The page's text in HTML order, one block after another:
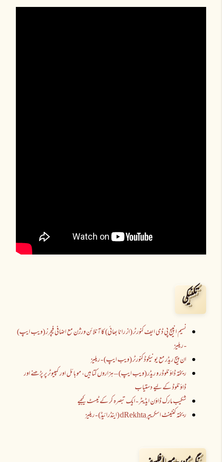
تکنیکی
نسیم انپیج پی ڈی ایف کنورٹر (از رانا بھائی) کا آنلائن ورژن مع اضافی فیچرز (ویب ایپ)
- ریلیز
ان پیج ریڈر مع یونیکوڈ کنورٹر (ویب ایپ) - ریلیز
ریختہ ڈاؤنلوڈر و ریڈر (ویب ایپ) – ہزاروں کتابیں، موبائل اور کمپیوٹر پر پڑھنے اور
ڈاؤنلوڈ کے لیے دستیاب
شکیب مارک ڈاؤن ایڈیٹر - ایک تبصرہ کر کے ٹیسٹ کیجیے
ریختہ کنٹینٹ اسکریپرdRekhta (اینڈرائیڈ) - ریلیز